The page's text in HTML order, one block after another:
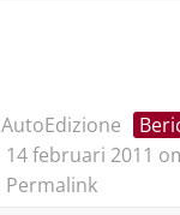
AutoEdizione
14 februari 2011
Permalink